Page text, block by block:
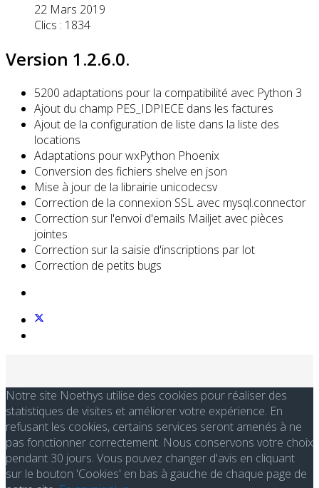
22 Mars 2019
Clics : 1834
Version 1.2.6.0.
5200 adaptations pour la compatibilité avec Python 3
Ajout du champ PES_IDPIECE dans les factures
Ajout de la configuration de liste dans la liste des
locations
Adaptations pour wxPython Phoenix
Conversion des fichiers shelve en json
Mise à jour de la librairie unicodecsv
Correction de la connexion SSL avec mysql.connector
Correction sur l'envoi d'emails Mailjet avec pièces
jointes
Correction sur la saisie d'inscriptions par lot
Correction de petits bugs
Notre site Noethys utilise des cookies pour réaliser des
statistiques de visites et améliorer votre expérience. En
refusant les cookies, certains services seront amenés à ne
pas fonctionner correctement. Nous conservons votre choix
pendant 30 jours. Vous pouvez changer d'avis en cliquant
sur le bouton 'Cookies' en bas à gauche de chaque page de